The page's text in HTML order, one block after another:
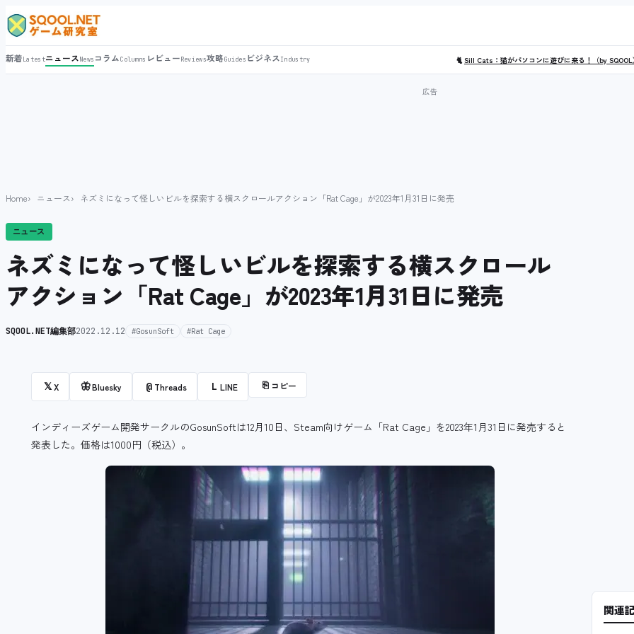
新着LatestニュースNews コラムColumns レビューReviews攻略Guides ビジネスIndustry 🐈Sill Cats：猫がパソコンに遊びに来る！（by
Home ニュース ネズミになって怪しいビルを探索する横スクロールアクション「Rat Cage」が2023年1月31日に発売
ニュース
ネズミになって怪しいビルを探索する横スクロール
アクション「Rat Cage」が2023年1月31日に発売
SQOOL.NET編集部2022.12.12 #GosunSoft #Rat Cage
𝕏X 🦋Bluesky @ Threads L LINE ⎘ コピー
インディーズゲーム開発サークルのGosunSoftは12月10日、Steam向けゲーム「Rat Cage」を2023年1月31日に発売すると
発表した。価格は1000円（税込）。
関連